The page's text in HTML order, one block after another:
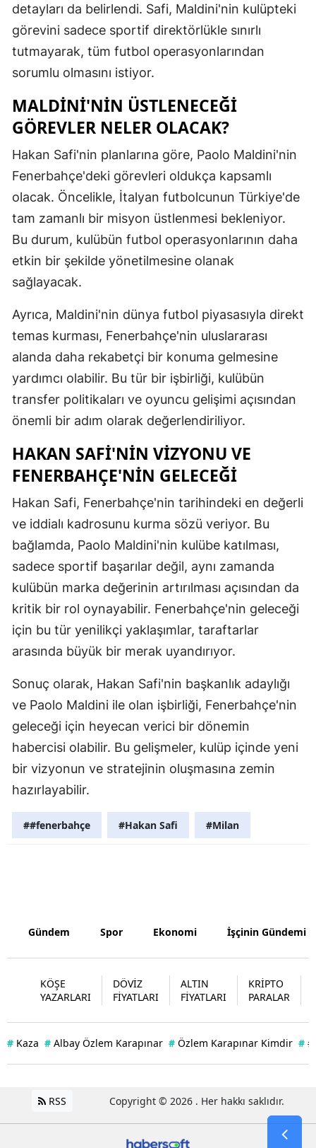
Kastamonu
Konya
Kütahya
Malatya
Manisa
Mardin
Muğla
Muş
Nevşehir
Sakarya
Siirt
Sinop
Sivas
Tokat
Trabzon
Tunceli
Şanlıurfa
Karaman
Kırıkkale
Ardahan
detayları da belirlendi. Safi, Maldini'nin kulüpteki
görevini sadece sportif direktörlükle sınırlı
tutmayarak, tüm futbol operasyonlarından
sorumlu olmasını istiyor.
MALDINI'NIN ÜSTLENECEĞI
GÖREVLER NELER OLACAK?
Hakan Safi'nin planlarına göre, Paolo Maldini'nin
Fenerbahçe'deki görevleri oldukça kapsamlı
olacak. Öncelikle, İtalyan futbolcunun Türkiye'de
tam zamanlı bir misyon üstlenmesi bekleniyor.
Bu durum, kulübün futbol operasyonlarının daha
etkin bir şekilde yönetilmesine olanak
sağlayacak.
Ayrıca, Maldini'nin dünya futbol piyasasıyla direkt
temas kurması, Fenerbahçe'nin uluslararası
alanda daha rekabetçi bir konuma gelmesine
yardımcı olabilir. Bu tür bir işbirliği, kulübün
transfer politikaları ve oyuncu gelişimi açısından
önemli bir adım olarak değerlendiriliyor.
HAKAN SAFI'NIN VIZYONU VE
FENERBAHÇE'NIN GELECEĞI
Hakan Safi, Fenerbahçe'nin tarihindeki en değerli
ve iddialı kadrosunu kurma sözü veriyor. Bu
bağlamda, Paolo Maldini'nin kulübe katılması,
sadece sportif başarılar değil, aynı zamanda
kulübün marka değerinin artırılması açısından da
kritik bir rol oynayabilir. Fenerbahçe'nin geleceği
için bu tür yenilikçi yaklaşımlar, taraftarlar
arasında büyük bir merak uyandırıyor.
Sonuç olarak, Hakan Safi'nin başkanlık adaylığı
ve Paolo Maldini ile olan işbirliği, Fenerbahçe'nin
geleceği için heyecan verici bir dönemin
habercisi olabilir. Bu gelişmeler, kulüp içinde yeni
bir vizyonun ve stratejinin oluşmasına zemin
hazırlayabilir.
##fenerbahçe #Hakan Safi #Milan
Gündem Spor Ekonomi İşçinin Gündemi
KÖŞE
YAZARLARI
DÖVİZ
FİYATLARI
ALTIN
FİYATLARI
KRİPTO
PARALAR
# Kaza # Albay Özlem Karapınar # Özlem Karapınar Kimdir #
RSS Copyright © 2026 . Her hakkı saklıdır.